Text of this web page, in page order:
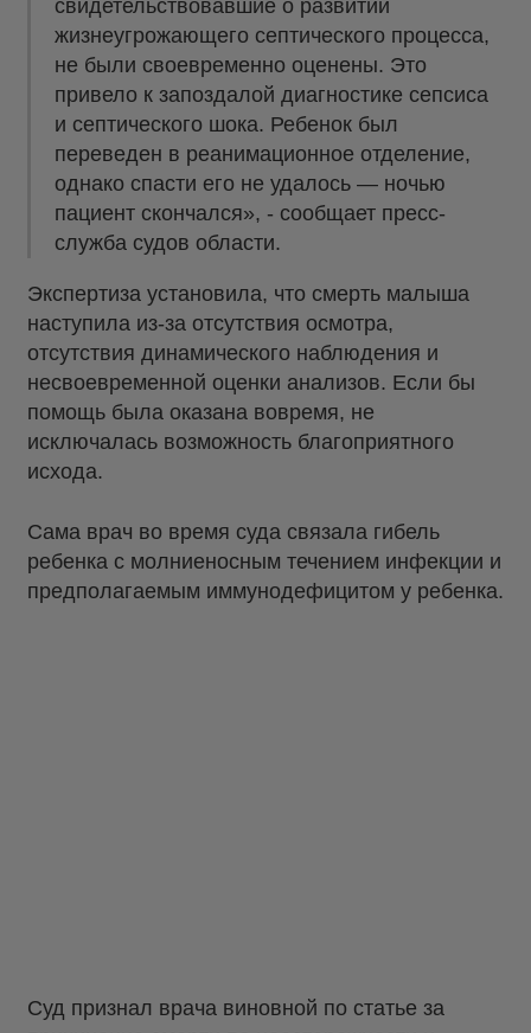
свидетельствовавшие о развитии
жизнеугрожающего септического процесса,
не были своевременно оценены. Это
привело к запоздалой диагностике сепсиса
и септического шока. Ребенок был
переведен в реанимационное отделение,
однако спасти его не удалось — ночью
пациент скончался», - сообщает пресс-
служба судов области.
Экспертиза установила, что смерть малыша
наступила из-за отсутствия осмотра,
отсутствия динамического наблюдения и
несвоевременной оценки анализов. Если бы
помощь была оказана вовремя, не
исключалась возможность благоприятного
исхода.
Сама врач во время суда связала гибель
ребенка с молниеносным течением инфекции и
предполагаемым иммунодефицитом у ребенка.
Суд признал врача виновной по статье за